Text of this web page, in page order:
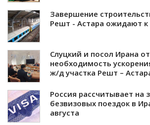
Завершение
Решт - Астара ожидают к
Слуцкий и посол Ирана
необходимость
ж/д участка Решт –
Россия рассчитывает на
безвизовых поездок в
августа